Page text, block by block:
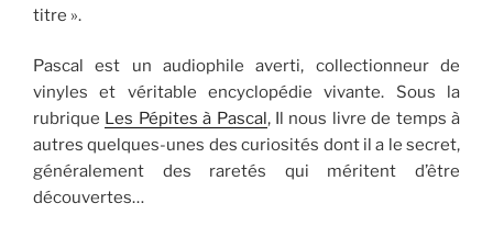
titre ».
Pascal est un audiophile averti, collectionneur de
vinyles et véritable encyclopédie vivante. Sous la
rubrique Les Pépites à Pascal, Il nous livre de temps à
autres quelques-unes des curiosités dont il a le secret,
généralement des raretés qui méritent d’être
découvertes…